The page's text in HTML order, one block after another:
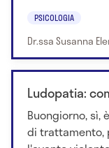
PSICOLOGIA
Dr.ssa Susanna
Ludopatia:
Buongiorno,
di trattamento,